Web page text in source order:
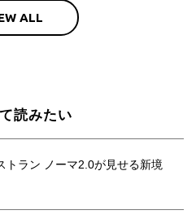
ALL
読みたい
トラン ノーマ2.0が見せる新境